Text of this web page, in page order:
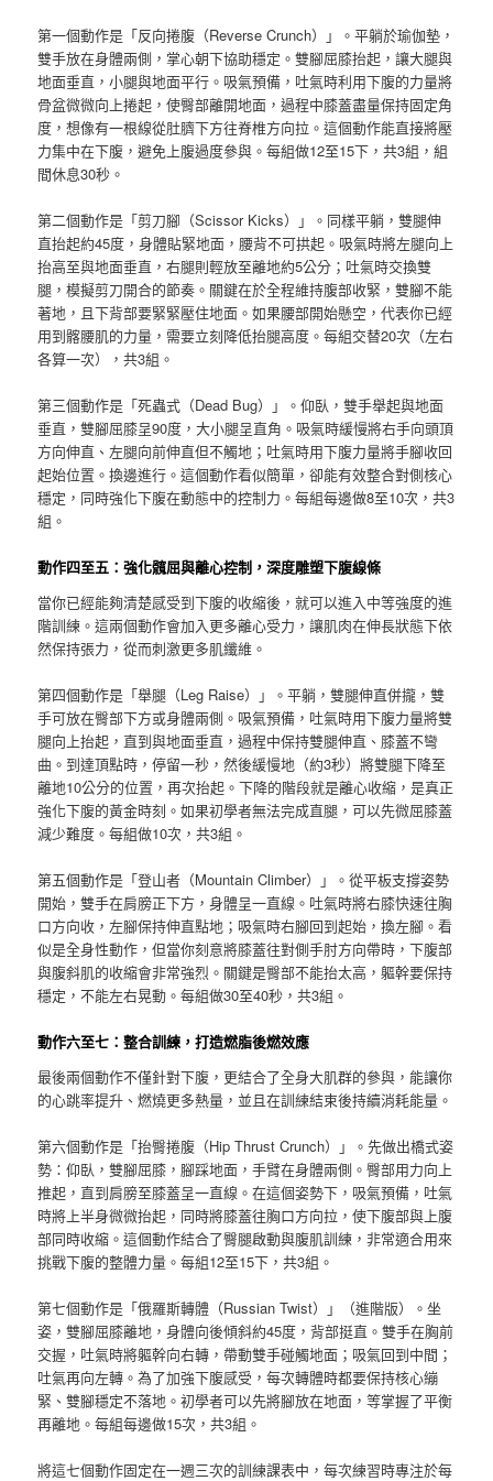
第一個動作是「反向捲腹（Reverse Crunch）」。平躺於瑜伽墊，
雙手放在身體兩側，掌心朝下協助穩定。雙腳屈膝抬起，讓大腿與
地面垂直，小腿與地面平行。吸氣預備，吐氣時利用下腹的力量將
骨盆微微向上捲起，使臀部離開地面，過程中膝蓋盡量保持固定角
度，想像有一根線從肚臍下方往脊椎方向拉。這個動作能直接將壓
力集中在下腹，避免上腹過度參與。每組做12至15下，共3組，組
間休息30秒。
第二個動作是「剪刀腳（Scissor Kicks）」。同樣平躺，雙腿伸
直抬起約45度，身體貼緊地面，腰背不可拱起。吸氣時將左腿向上
抬高至與地面垂直，右腿則輕放至離地約5公分；吐氣時交換雙
腿，模擬剪刀開合的節奏。關鍵在於全程維持腹部收緊，雙腳不能
著地，且下背部要緊緊壓住地面。如果腰部開始懸空，代表你已經
用到髂腰肌的力量，需要立刻降低抬腿高度。每組交替20次（左右
各算一次），共3組。
第三個動作是「死蟲式（Dead Bug）」。仰臥，雙手舉起與地面
垂直，雙腳屈膝呈90度，大小腿呈直角。吸氣時緩慢將右手向頭頂
方向伸直、左腿向前伸直但不觸地；吐氣時用下腹力量將手腳收回
起始位置。換邊進行。這個動作看似簡單，卻能有效整合對側核心
穩定，同時強化下腹在動態中的控制力。每組每邊做8至10次，共3
組。
動作四至五：強化髖屈與離心控制，深度雕塑下腹線條
當你已經能夠清楚感受到下腹的收縮後，就可以進入中等強度的進
階訓練。這兩個動作會加入更多離心受力，讓肌肉在伸長狀態下依
然保持張力，從而刺激更多肌纖維。
第四個動作是「舉腿（Leg Raise）」。平躺，雙腿伸直併攏，雙
手可放在臀部下方或身體兩側。吸氣預備，吐氣時用下腹力量將雙
腿向上抬起，直到與地面垂直，過程中保持雙腿伸直、膝蓋不彎
曲。到達頂點時，停留一秒，然後緩慢地（約3秒）將雙腿下降至
離地10公分的位置，再次抬起。下降的階段就是離心收縮，是真正
強化下腹的黃金時刻。如果初學者無法完成直腿，可以先微屈膝蓋
減少難度。每組做10次，共3組。
第五個動作是「登山者（Mountain Climber）」。從平板支撐姿勢
開始，雙手在肩膀正下方，身體呈一直線。吐氣時將右膝快速往胸
口方向收，左腳保持伸直點地；吸氣時右腳回到起始，換左腳。看
似是全身性動作，但當你刻意將膝蓋往對側手肘方向帶時，下腹部
與腹斜肌的收縮會非常強烈。關鍵是臀部不能抬太高，軀幹要保持
穩定，不能左右晃動。每組做30至40秒，共3組。
動作六至七：整合訓練，打造燃脂後燃效應
最後兩個動作不僅針對下腹，更結合了全身大肌群的參與，能讓你
的心跳率提升、燃燒更多熱量，並且在訓練結束後持續消耗能量。
第六個動作是「抬臀捲腹（Hip Thrust Crunch）」。先做出橋式姿
勢：仰臥，雙腳屈膝，腳踩地面，手臂在身體兩側。臀部用力向上
推起，直到肩膀至膝蓋呈一直線。在這個姿勢下，吸氣預備，吐氣
時將上半身微微抬起，同時將膝蓋往胸口方向拉，使下腹部與上腹
部同時收縮。這個動作結合了臀腿啟動與腹肌訓練，非常適合用來
挑戰下腹的整體力量。每組12至15下，共3組。
第七個動作是「俄羅斯轉體（Russian Twist）」（進階版）。坐
姿，雙腳屈膝離地，身體向後傾斜約45度，背部挺直。雙手在胸前
交握，吐氣時將軀幹向右轉，帶動雙手碰觸地面；吸氣回到中間；
吐氣再向左轉。為了加強下腹感受，每次轉體時都要保持核心繃
緊、雙腳穩定不落地。初學者可以先將腳放在地面，等掌握了平衡
再離地。每組每邊做15次，共3組。
將這七個動作固定在一週三次的訓練課表中，每次練習時專注於每